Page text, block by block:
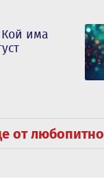
има
от любопитно